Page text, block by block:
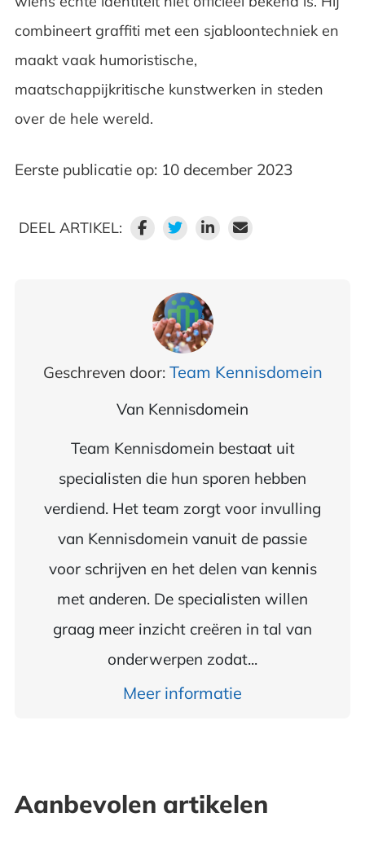
combineert graffiti met een sjabloontechniek en
maakt vaak humoristische,
maatschappijkritische kunstwerken in steden
over de hele wereld.
Eerste publicatie op: 10 december 2023
DEEL ARTIKEL:
Geschreven door: Team Kennisdomein
Van Kennisdomein
Team Kennisdomein bestaat uit
specialisten die hun sporen hebben
verdiend. Het team zorgt voor invulling
van Kennisdomein vanuit de passie
voor schrijven en het delen van kennis
met anderen. De specialisten willen
graag meer inzicht creëren in tal van
onderwerpen zodat...
Meer informatie
Aanbevolen artikelen